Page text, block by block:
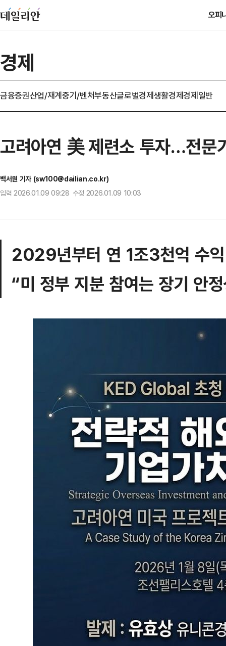
오피
경제
금융증권산업/재계중기/벤처부동산글로벌경제생활경제경제일반
고려아연 美 제련소 투자…전문
백서원 기자 (sw100@dailian.co.kr)
입력 2026.01.09 09:28 수정 2026.01.09 10:03
2029년부터 연 1조3천억 수
“미 정부 지분 참여는 장기 안